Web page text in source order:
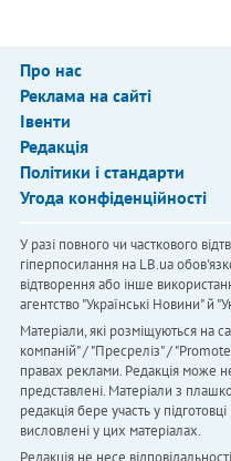
Про нас
Реклама на сайті
Івенти
Редакція
Політики і стандарти
Угода конфіденційності
У разі повного чи часткового
гіперпосилання на LB.ua
відтворення або інше
агентство "Українськi Новини" й
Матеріали, які розміщуються на
компаній" / "Пресреліз" /
правах реклами. Редакція може
представлені. Матеріали з
редакція бере участь у
висловлені у цих матеріалах.